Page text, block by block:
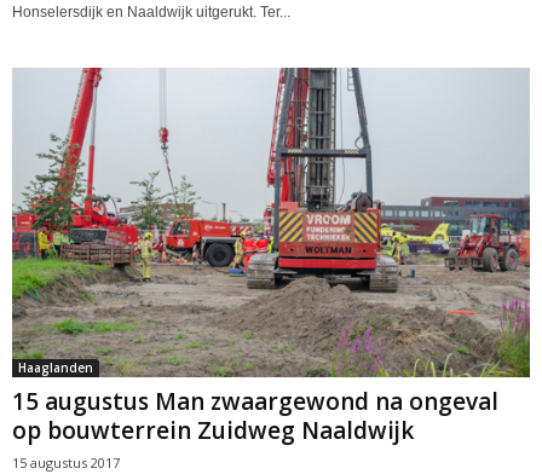
Honselersdijk en Naaldwijk uitgerukt. Ter...
Haaglanden
15 augustus Man zwaargewond na ongeval
op bouwterrein Zuidweg Naaldwijk
15 augustus 2017